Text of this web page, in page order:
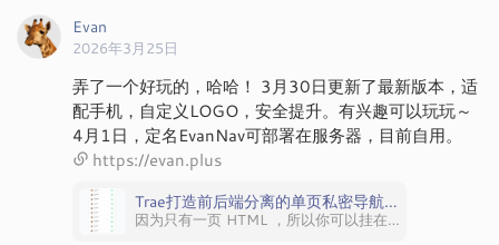
Evan
2026年3月25日
弄了一个好玩的，哈哈！ 3月30日更新了最新版本，适
配手机，自定义LOGO，安全提升。有兴趣可以玩玩～
4月1日，定名EvanNav可部署在服务器，目前自用。
https://evan.plus
Trae打造前后端分离的单页私密导航（纯静态页面）
因为只有一页 HTML ，所以你可以挂在任何地方，也可以直接放在本地使用，主打一个私密性！ 可自定义版权信息； […]